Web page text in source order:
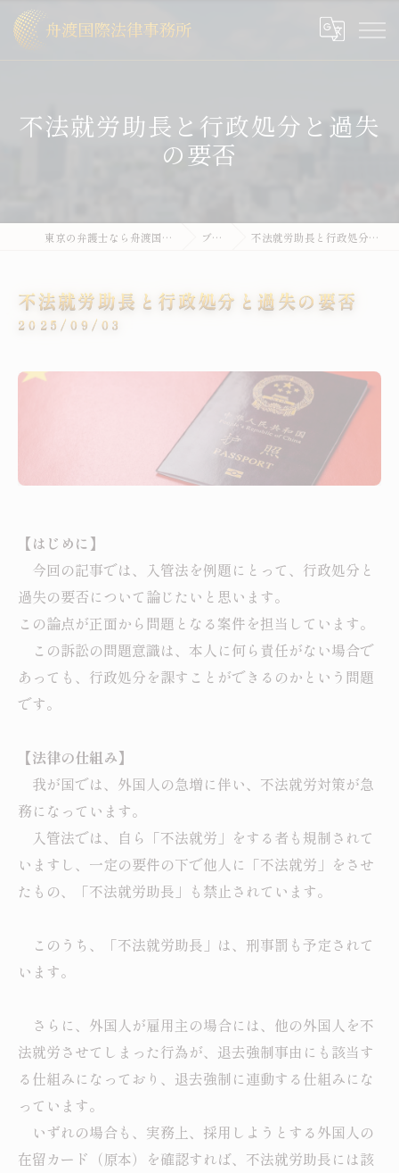
不法就労助長と行政処分と過失
の要否
東京の弁護士なら舟渡国際法律事務所 ブログ 不法就労助長と行政処分と過失の要否
不法就労助長と行政処分と過失の要否
2025/09/03
【はじめに】
今回の記事では、入管法を例題にとって、行政処分と
過失の要否について論じたいと思います。
この論点が正面から問題となる案件を担当しています。
この訴訟の問題意識は、本人に何ら責任がない場合で
あっても、行政処分を課すことができるのかという問題
です。
【法律の仕組み】
我が国では、外国人の急増に伴い、不法就労対策が急
務になっています。
入管法では、自ら「不法就労」をする者も規制されて
いますし、一定の要件の下で他人に「不法就労」をさせ
たもの、「不法就労助長」も禁止されています。
このうち、「不法就労助長」は、刑事罰も予定されて
います。
さらに、外国人が雇用主の場合には、他の外国人を不
法就労させてしまった行為が、退去強制事由にも該当す
る仕組みになっており、退去強制に連動する仕組みにな
っています。
いずれの場合も、実務上、採用しようとする外国人の
在留カード（原本）を確認すれば、不法就労助長には該